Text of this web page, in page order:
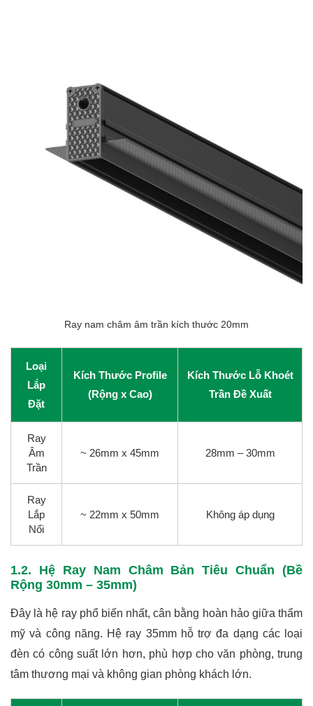
Ray nam châm âm trần kích thước 20mm
Loại
Lắp
Đặt
Kích Thước Profile
(Rộng x Cao)
Kích Thước Lỗ Khoét
Trần Đề Xuất
Ray
Âm
Trần
~ 26mm x 45mm 28mm – 30mm
Ray
Lắp
Nổi
~ 22mm x 50mm Không áp dụng
1.2. Hệ Ray Nam Châm Bản Tiêu Chuẩn (Bề
Rộng 30mm – 35mm)
Đây là hệ ray phổ biến nhất, cân bằng hoàn hảo giữa thẩm
mỹ và công năng. Hệ ray 35mm hỗ trợ đa dạng các loại
đèn có công suất lớn hơn, phù hợp cho văn phòng, trung
tâm thương mại và không gian phòng khách lớn.